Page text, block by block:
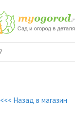
<<< Назад в магазин